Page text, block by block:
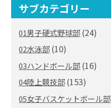
サブカテゴリー
01男子硬式野球部 (24)
02水泳部 (10)
03ハンドボール部 (16)
04陸上競技部 (153)
05女子バスケットボール部